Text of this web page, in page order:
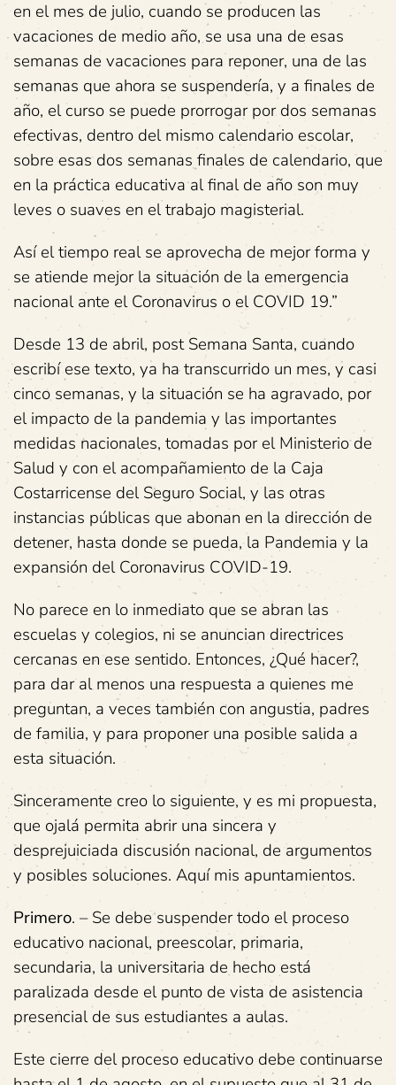
en el mes de julio, cuando se producen las
vacaciones de medio año, se usa una de esas
semanas de vacaciones para reponer, una de las
semanas que ahora se suspendería, y a finales de
año, el curso se puede prorrogar por dos semanas
efectivas, dentro del mismo calendario escolar,
sobre esas dos semanas finales de calendario, que
en la práctica educativa al final de año son muy
leves o suaves en el trabajo magisterial.
Así el tiempo real se aprovecha de mejor forma y
se atiende mejor la situación de la emergencia
nacional ante el Coronavirus o el COVID 19.”
Desde 13 de abril, post Semana Santa, cuando
escribí ese texto, ya ha transcurrido un mes, y casi
cinco semanas, y la situación se ha agravado, por
el impacto de la pandemia y las importantes
medidas nacionales, tomadas por el Ministerio de
Salud y con el acompañamiento de la Caja
Costarricense del Seguro Social, y las otras
instancias públicas que abonan en la dirección de
detener, hasta donde se pueda, la Pandemia y la
expansión del Coronavirus COVID-19.
No parece en lo inmediato que se abran las
escuelas y colegios, ni se anuncian directrices
cercanas en ese sentido. Entonces, ¿Qué hacer?,
para dar al menos una respuesta a quienes me
preguntan, a veces también con angustia, padres
de familia, y para proponer una posible salida a
esta situación.
Sinceramente creo lo siguiente, y es mi propuesta,
que ojalá permita abrir una sincera y
desprejuiciada discusión nacional, de argumentos
y posibles soluciones. Aquí mis apuntamientos.
Primero. – Se debe suspender todo el proceso
educativo nacional, preescolar, primaria,
secundaria, la universitaria de hecho está
paralizada desde el punto de vista de asistencia
presencial de sus estudiantes a aulas.
Este cierre del proceso educativo debe continuarse